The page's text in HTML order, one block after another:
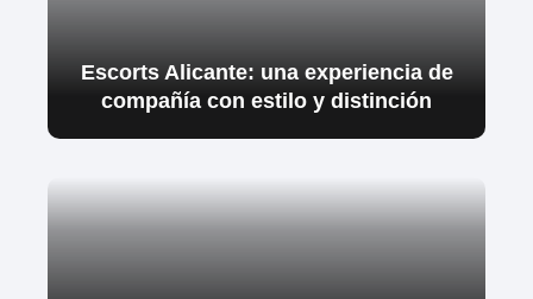
Escorts Alicante: una experiencia de
compañía con estilo y distinción